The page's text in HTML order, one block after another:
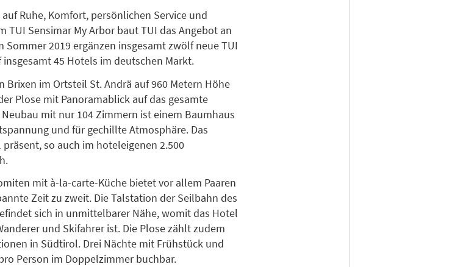
Ruhe, Komfort, persönlichen Service und
TUI Sensimar My Arbor baut TUI das Angebot an
2019 ergänzen insgesamt zwölf neue TUI
45 Hotels im deutschen Markt.
Brixen im Ortsteil St. Andrä auf 960 Metern Höhe
Plose mit Panoramablick auf das gesamte
mit nur 104 Zimmern ist einem Baumhaus
und für gechillte Atmosphäre. Das
so auch im hoteleigenen 2.500
mit à-la-carte-Küche bietet vor allem Paaren
Zeit zu zweit. Die Talstation der Seilbahn des
sich in unmittelbarer Nähe, womit das Hotel
und Skifahrer ist. Die Plose zählt zudem
in Südtirol. Drei Nächte mit Frühstück und
Person im Doppelzimmer buchbar.